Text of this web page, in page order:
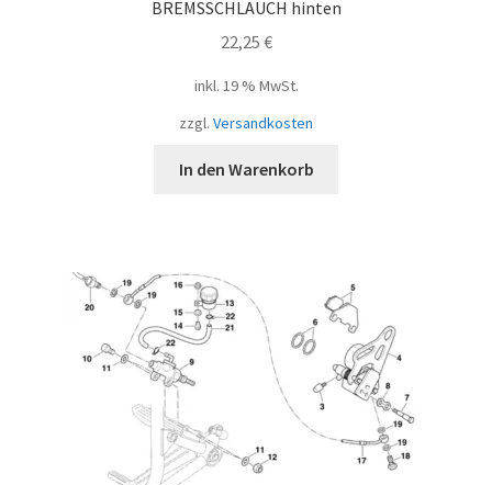
BREMSSCHLAUCH hinten
22,25 €
inkl. 19 % MwSt.
zzgl. Versandkosten
In den Warenkorb